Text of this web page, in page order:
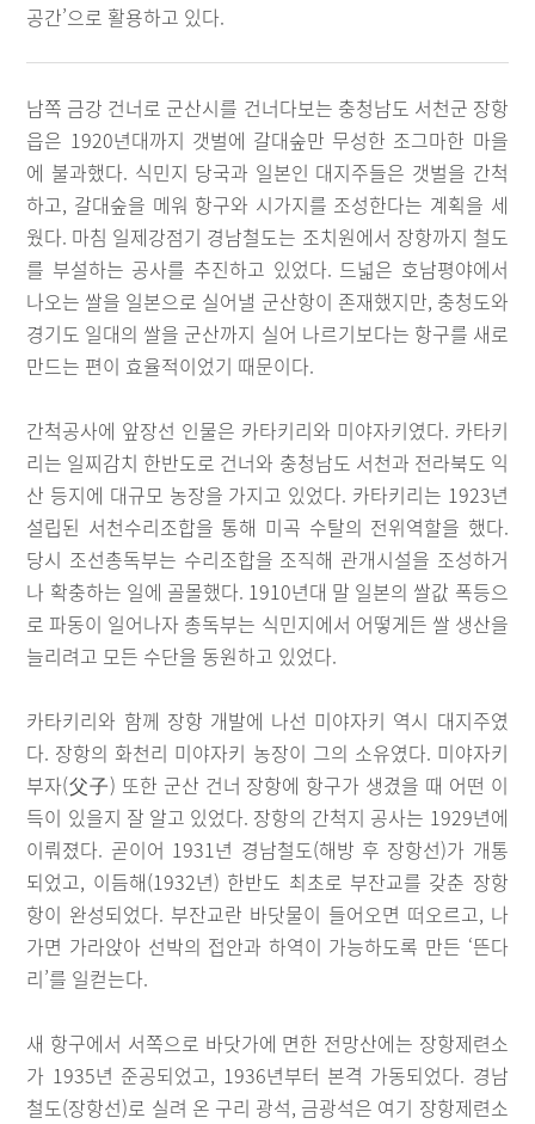
공간’으로 활용하고 있다.
남쪽 금강 건너로 군산시를 건너다보는 충청남도 서천군 장항
읍은 1920년대까지 갯벌에 갈대숲만 무성한 조그마한 마을
에 불과했다. 식민지 당국과 일본인 대지주들은 갯벌을 간척
하고, 갈대숲을 메워 항구와 시가지를 조성한다는 계획을 세
웠다. 마침 일제강점기 경남철도는 조치원에서 장항까지 철도
를 부설하는 공사를 추진하고 있었다. 드넓은 호남평야에서
나오는 쌀을 일본으로 실어낼 군산항이 존재했지만, 충청도와
경기도 일대의 쌀을 군산까지 실어 나르기보다는 항구를 새로
만드는 편이 효율적이었기 때문이다.
간척공사에 앞장선 인물은 카타키리와 미야자키였다. 카타키
리는 일찌감치 한반도로 건너와 충청남도 서천과 전라북도 익
산 등지에 대규모 농장을 가지고 있었다. 카타키리는 1923년
설립된 서천수리조합을 통해 미곡 수탈의 전위역할을 했다.
당시 조선총독부는 수리조합을 조직해 관개시설을 조성하거
나 확충하는 일에 골몰했다. 1910년대 말 일본의 쌀값 폭등으
로 파동이 일어나자 총독부는 식민지에서 어떻게든 쌀 생산을
늘리려고 모든 수단을 동원하고 있었다.
카타키리와 함께 장항 개발에 나선 미야자키 역시 대지주였
다. 장항의 화천리 미야자키 농장이 그의 소유였다. 미야자키
부자(父子) 또한 군산 건너 장항에 항구가 생겼을 때 어떤 이
득이 있을지 잘 알고 있었다. 장항의 간척지 공사는 1929년에
이뤄졌다. 곧이어 1931년 경남철도(해방 후 장항선)가 개통
되었고, 이듬해(1932년) 한반도 최초로 부잔교를 갖춘 장항
항이 완성되었다. 부잔교란 바닷물이 들어오면 떠오르고, 나
가면 가라앉아 선박의 접안과 하역이 가능하도록 만든 ‘뜬다
리’를 일컫는다.
새 항구에서 서쪽으로 바닷가에 면한 전망산에는 장항제련소
가 1935년 준공되었고, 1936년부터 본격 가동되었다. 경남
철도(장항선)로 실려 온 구리 광석, 금광석은 여기 장항제련소